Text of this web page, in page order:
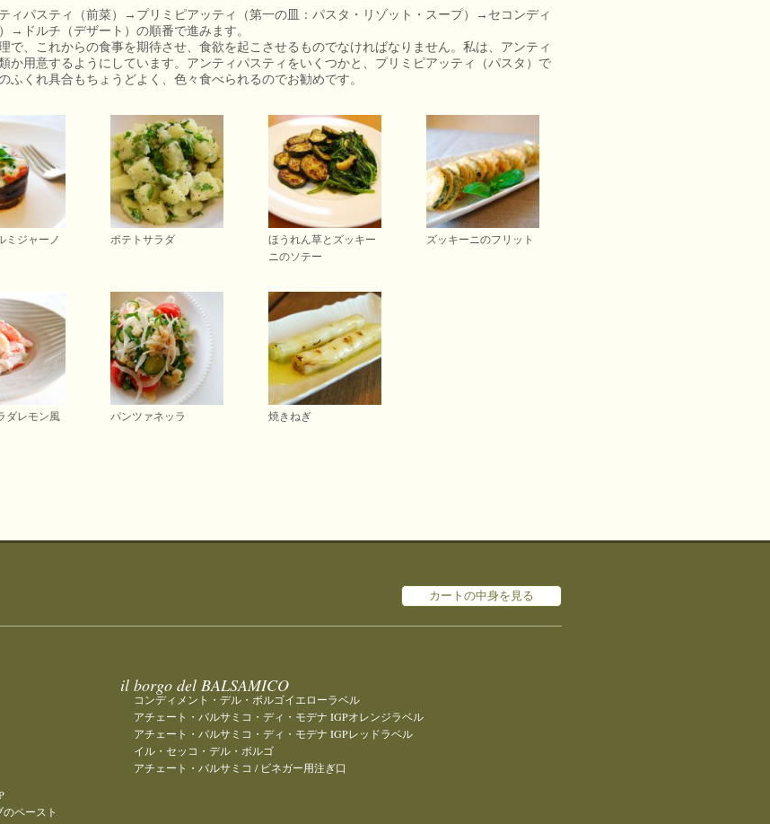
ィパスティ（前菜）→プリミピアッティ（第一の皿：パスタ・リゾット・スープ）→セコンディ
→ドルチ（デザート）の順番で進みます。
で、これからの食事を期待させ、食欲を起こさせるものでなければなりません。私は、アンティ
か用意するようにしています。アンティパスティをいくつかと、プリミピアッティ（パスタ）で
くれ具合もちょうどよく、色々食べられるのでお勧めです。
ミジャーノ ポテトサラダ
ほうれん草とズッキー
ニのソテー
ズッキーニのフリット
ダレモン風
パンツァネッラ 焼きねぎ
カートの中身を見る
ペースト
il borgo del BALSAMICO
コンディメント・デル・ボルゴイエローラベル
アチェート・バルサミコ・ディ・モデナ IGPオレンジラベル
アチェート・バルサミコ・ディ・モデナ IGPレッドラベル
イル・セッコ・デル・ボルゴ
アチェート・バルサミコ / ビネガー用注ぎ口